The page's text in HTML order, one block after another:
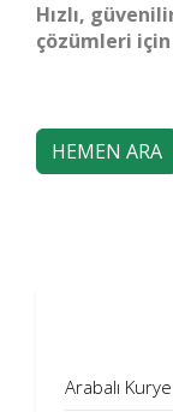
Hızlı,
çözümleri için
HEMEN ARA
Arabalı